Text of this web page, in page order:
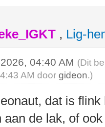
, Lig-
04:40 AM (Dit
AM doorgideon.)
dat is
aan de lak, of